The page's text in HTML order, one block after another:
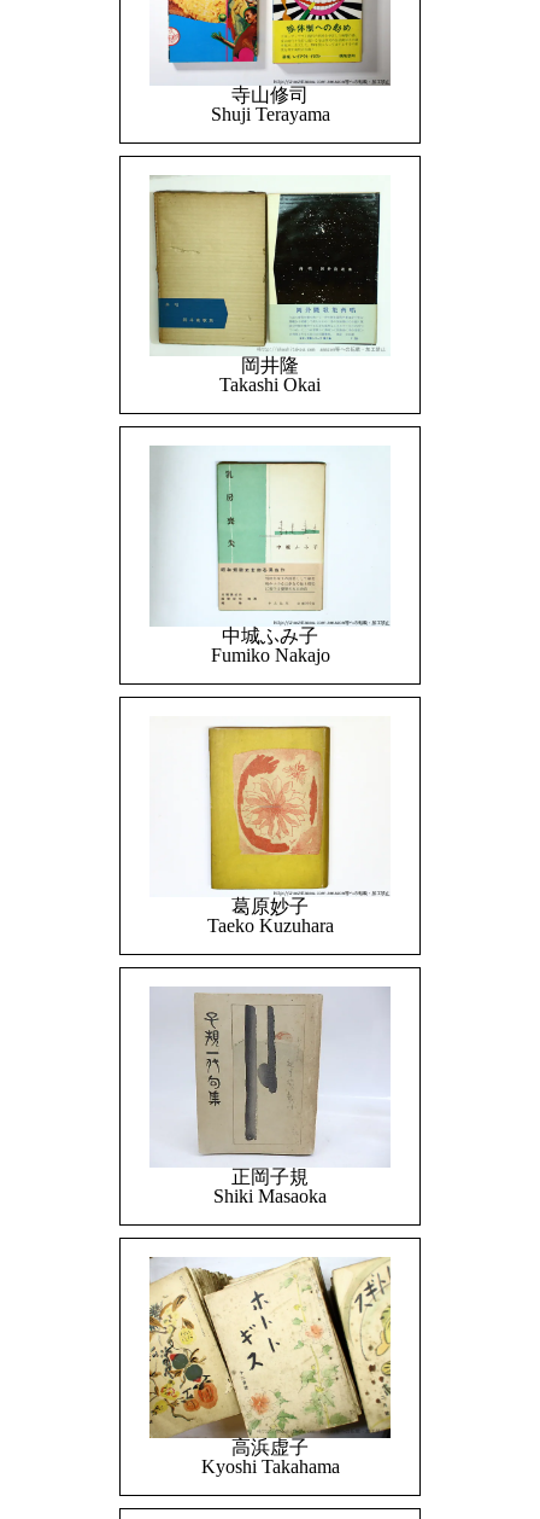
寺山修司
Shuji Terayama
岡井隆
Takashi Okai
中城ふみ子
Fumiko Nakajo
葛原妙子
Taeko Kuzuhara
正岡子規
Shiki Masaoka
高浜虚子
Kyoshi Takahama